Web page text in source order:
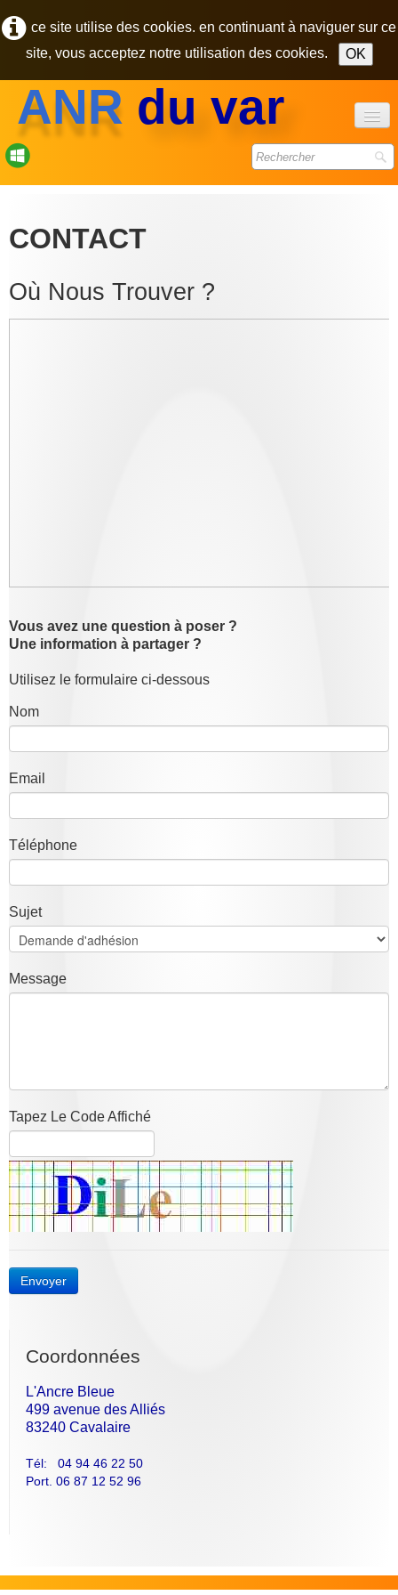
ce site utilise des cookies. en continuant à naviguer sur ce
site, vous acceptez notre utilisation des cookies.
OK
ANR du var
accueil
bulletins
photos
contact
CONTACT
Où Nous Trouver ?
Vous avez une question à poser ?
Une information à partager ?
Utilisez le formulaire ci-dessous
Nom
Email
Téléphone
Sujet
Message
Tapez Le Code Affiché
Envoyer
Coordonnées
L'Ancre Bleue
499 avenue des Alliés
83240 Cavalaire
Tél: 04 94 46 22 50
Port. 06 87 12 52 96